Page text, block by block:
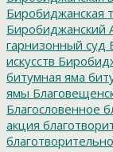
Биробиджанская
Биробиджанский
гарнизонный суд
искусств
битумная яма
ямы
Благословенное
акция